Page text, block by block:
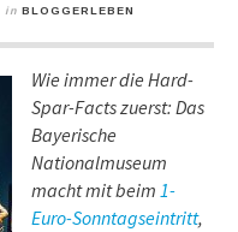
in BLOGGERLEBEN
Wie immer die Hard-
Spar-Facts zuerst: Das
Bayerische
Nationalmuseum
macht mit beim 1-
Euro-Sonntagseintritt,